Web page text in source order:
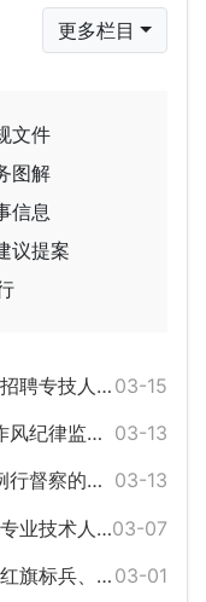
更多栏目
文件
图解
信息
议提案
03-15
员笔试公告
03-13
方式的公告
03-13
察的公告
03-07
围体检名单公示
03-01
庭、好婆婆、好媳妇名单公示